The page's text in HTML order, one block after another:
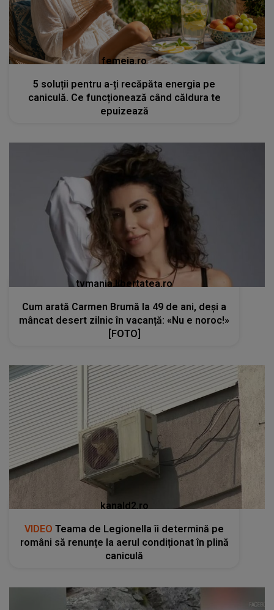
femeia.ro
5 soluții pentru a-ți recăpăta energia pe
caniculă. Ce funcționează când căldura te
epuizează
tvmania.libertatea.ro
Cum arată Carmen Brumă la 49 de ani, deși a
mâncat desert zilnic în vacanță: «Nu e noroc!»
[FOTO]
kanald2.ro
VIDEO Teama de Legionella îi determină pe
români să renunțe la aerul condiționat în plină
caniculă